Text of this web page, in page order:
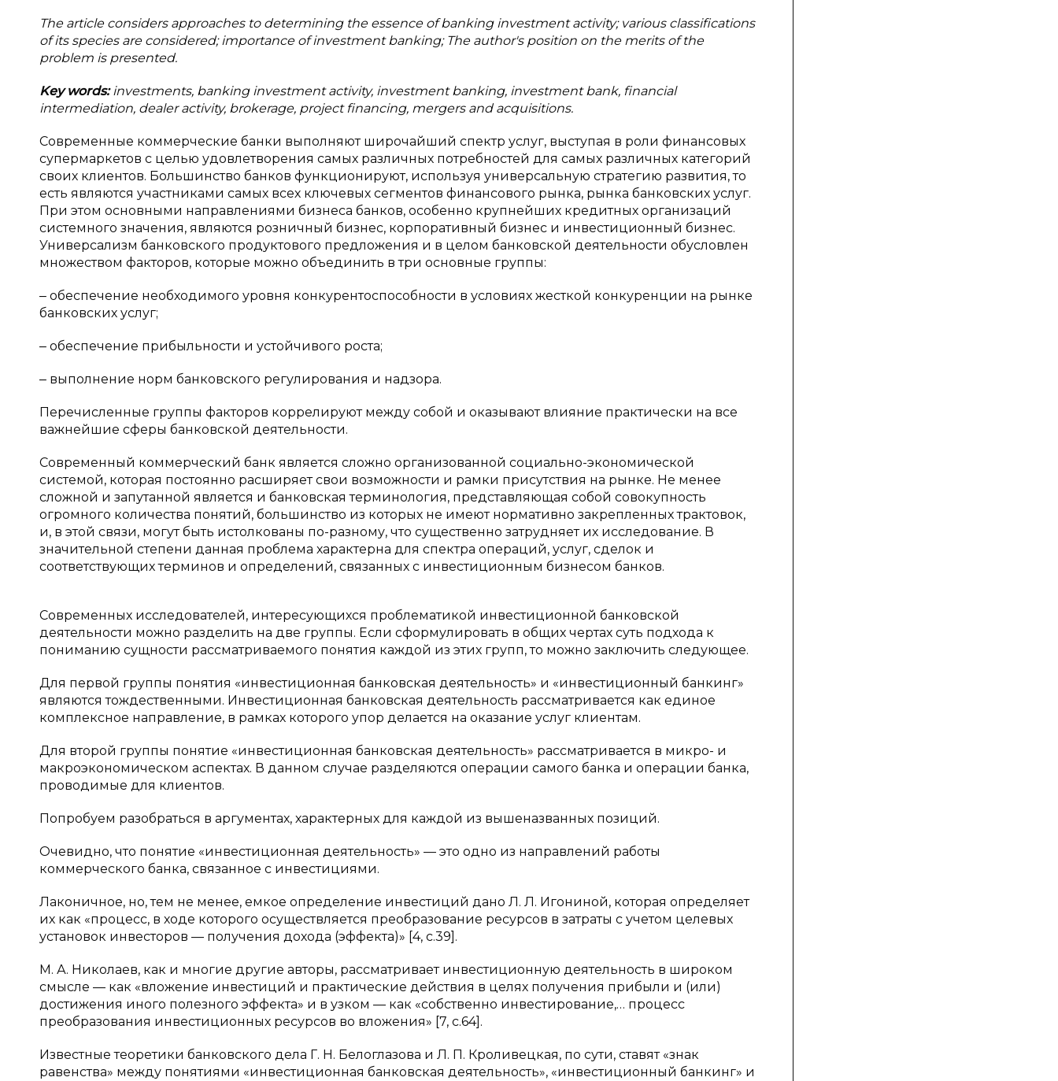
The article considers approaches to determining the essence of banking investment activity; various classifications
of its species are considered; importance of investment banking; The author's position on the merits of the
problem is presented.
Key words:investments, banking investment activity, investment banking, investment bank, financial
intermediation, dealer activity, brokerage, project financing, mergers and acquisitions.
Современные коммерческие банки выполняют широчайший спектр услуг, выступая в роли финансовых
супермаркетов с целью удовлетворения самых различных потребностей для самых различных категорий
своих клиентов. Большинство банков функционируют, используя универсальную стратегию развития, то
есть являются участниками самых всех ключевых сегментов финансового рынка, рынка банковских услуг.
При этом основными направлениями бизнеса банков, особенно крупнейших кредитных организаций
системного значения, являются розничный бизнес, корпоративный бизнес и инвестиционный бизнес.
Универсализм банковского продуктового предложения и в целом банковской деятельности обусловлен
множеством факторов, которые можно объединить в три основные группы:
‒ обеспечение необходимого уровня конкурентоспособности в условиях жесткой конкуренции на рынке
банковских услуг;
‒ обеспечение прибыльности и устойчивого роста;
‒ выполнение норм банковского регулирования и надзора.
Перечисленные группы факторов коррелируют между собой и оказывают влияние практически на все
важнейшие сферы банковской деятельности.
Современный коммерческий банк является сложно организованной социально-экономической
системой, которая постоянно расширяет свои возможности и рамки присутствия на рынке. Не менее
сложной и запутанной является и банковская терминология, представляющая собой совокупность
огромного количества понятий, большинство из которых не имеют нормативно закрепленных трактовок,
и, в этой связи, могут быть истолкованы по-разному, что существенно затрудняет их исследование. В
значительной степени данная проблема характерна для спектра операций, услуг, сделок и
соответствующих терминов и определений, связанных с инвестиционным бизнесом банков.
Современных исследователей, интересующихся проблематикой инвестиционной банковской
деятельности можно разделить на две группы. Если сформулировать в общих чертах суть подхода к
пониманию сущности рассматриваемого понятия каждой из этих групп, то можно заключить следующее.
Для первой группы понятия «инвестиционная банковская деятельность» и «инвестиционный банкинг»
являются тождественными. Инвестиционная банковская деятельность рассматривается как единое
комплексное направление, в рамках которого упор делается на оказание услуг клиентам.
Для второй группы понятие «инвестиционная банковская деятельность» рассматривается в микро- и
макроэкономическом аспектах. В данном случае разделяются операции самого банка и операции банка,
проводимые для клиентов.
Попробуем разобраться в аргументах, характерных для каждой из вышеназванных позиций.
Очевидно, что понятие «инвестиционная деятельность» — это одно из направлений работы
коммерческого банка, связанное с инвестициями.
Лаконичное, но, тем не менее, емкое определение инвестиций дано Л. Л. Игониной, которая определяет
их как «процесс, в ходе которого осуществляется преобразование ресурсов в затраты с учетом целевых
установок инвесторов — получения дохода (эффекта)» [4, с.39].
М. А. Николаев, как и многие другие авторы, рассматривает инвестиционную деятельность в широком
смысле — как «вложение инвестиций и практические действия в целях получения прибыли и (или)
достижения иного полезного эффекта» и в узком — как «собственно инвестирование,… процесс
преобразования инвестиционных ресурсов во вложения» [7, с.64].
Известные теоретики банковского дела Г. Н. Белоглазова и Л. П. Кроливецкая, по сути, ставят «знак
равенства» между понятиями «инвестиционная банковская деятельность», «инвестиционный банкинг» и